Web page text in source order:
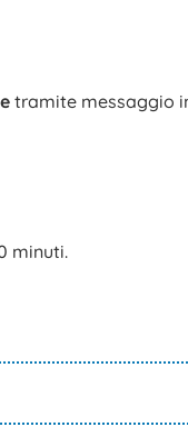
tramite messaggio
minuti.